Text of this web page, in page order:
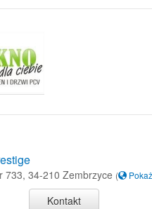
733, 34-210 Zembrzyce (
Kontakt